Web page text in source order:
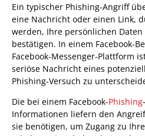
Ein typischer Phishing-Angriff
eine Nachricht oder einen Link,
werden, Ihre persönlichen
bestätigen. In einem Facebook-
Facebook-Messenger-Plattform
seriöse Nachricht eines
Phishing-Versuch zu
Die bei einem Facebook-Phishing
Informationen liefern den
sie benötigen, um Zugang zu